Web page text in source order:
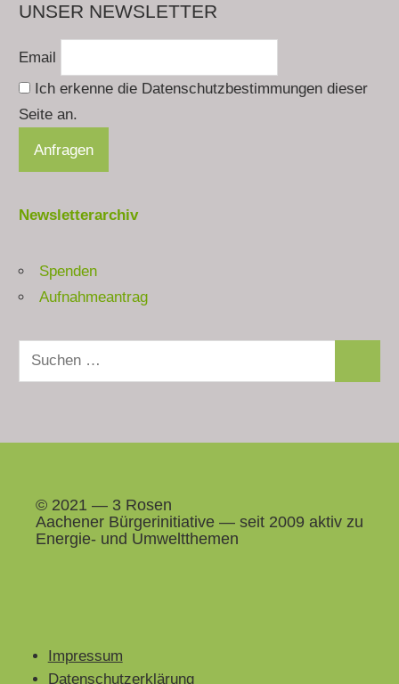
UNSER NEWSLETTER
Email
Ich erkenne die Datenschutzbestimmungen dieser
Seite an.
Newsletterarchiv
Spenden
Aufnahmeantrag
Suchen
nach:
© 2021 — 3 Rosen
Aach­en­er Bürg­erini­tia­tive — seit 2009 aktiv zu
Energie- und Umweltthemen
Impressum
Datenschutzerklärung